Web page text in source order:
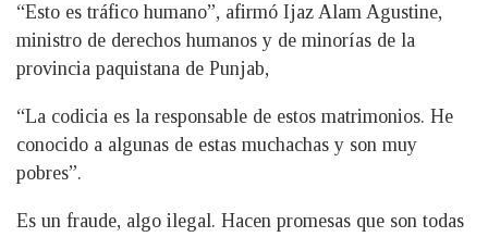
“Esto es tráfico humano”, afirmó Ijaz Alam Agustine,
ministro de derechos humanos y de minorías de la
provincia paquistana de Punjab,
“La codicia es la responsable de estos matrimonios. He
conocido a algunas de estas muchachas y son muy
pobres”.
Es un fraude, algo ilegal. Hacen promesas que son todas